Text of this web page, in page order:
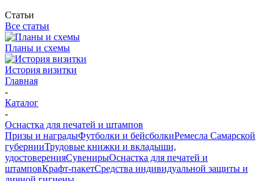
Статьи
Все статьи
Планы и схемы
История визитки
Главная
-
Каталог
-
Оснастка для печатей и штампов
Призы и наградыФутболки и бейсболкиРемесла Самарской
губернииТрудовые книжки и вкладыши,
удостоверенияСувенирыОснастка для печатей и
штамповКрафт-пакетСредства индивидуальной защиты и